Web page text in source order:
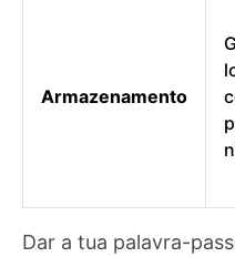
Armazenamento
Dar a tua palavra-